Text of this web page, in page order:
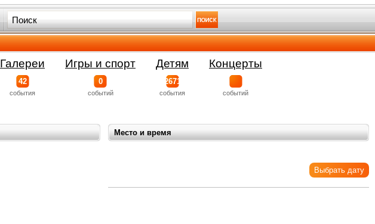
Галереи
42
события
Игры и спорт
0
событий
Детям
2671
события
Концерты
событий
Место и время
Выбрать дату